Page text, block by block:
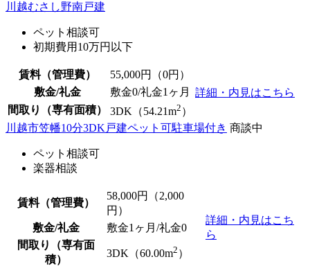
川越むさし野南戸建
ペット相談可
初期費用10万円以下
賃料（管理費） 55,000円（0円）
詳細・内見はこちら
敷金/礼金 敷金0/礼金1ヶ月
間取り（専有面積）
3DK（54.21m2 ）
川越市笠幡10分3DK戸建ペット可駐車場付き 商談中
ペット相談可
楽器相談
賃料（管理費）
58,000円（2,000
円）
詳細・内見はこち
ら
敷金/礼金 敷金1ヶ月/礼金0
間取り（専有面
積）
3DK（60.00m2 ）